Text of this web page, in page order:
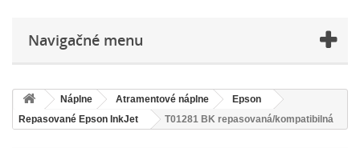
Navigačné menu
Náplne Atramentové náplne
Epson
Repasované Epson InkJet
T01281 BK repasovaná/kompatibilná